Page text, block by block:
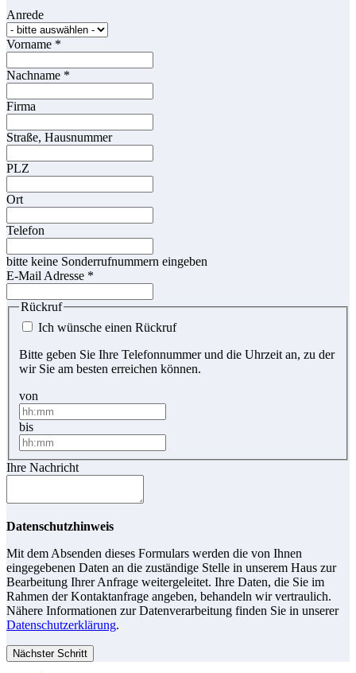
Anrede
Vorname *
Nachname *
Firma
Straße, Hausnummer
PLZ
Ort
Telefon
bitte keine Sonderrufnummern eingeben
E-Mail Adresse *
Rückruf
Ich wünsche einen Rückruf
Bitte geben Sie Ihre Telefonnummer und die Uhrzeit an, zu der
wir Sie am besten erreichen können.
von
bis
Ihre Nachricht
Datenschutzhinweis
Mit dem Absenden dieses Formulars werden die von Ihnen
eingegebenen Daten an die zuständige Stelle in unserem Haus zur
Bearbeitung Ihrer Anfrage weitergeleitet. Ihre Daten, die Sie im
Rahmen der Kontaktanfrage angeben, behandeln wir vertraulich.
Nähere Informationen zur Datenverarbeitung finden Sie in unserer
Datenschutzerklärung.
Nächster Schritt